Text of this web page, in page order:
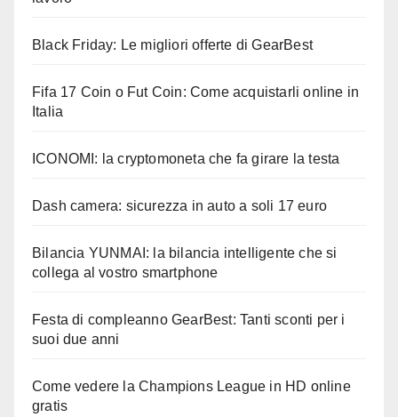
Black Friday: Le migliori offerte di GearBest
Fifa 17 Coin o Fut Coin: Come acquistarli online in
Italia
ICONOMI: la cryptomoneta che fa girare la testa
Dash camera: sicurezza in auto a soli 17 euro
Bilancia YUNMAI: la bilancia intelligente che si
collega al vostro smartphone
Festa di compleanno GearBest: Tanti sconti per i
suoi due anni
Come vedere la Champions League in HD online
gratis